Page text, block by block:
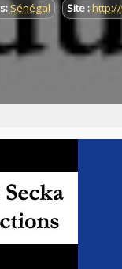
Sénégal Site :